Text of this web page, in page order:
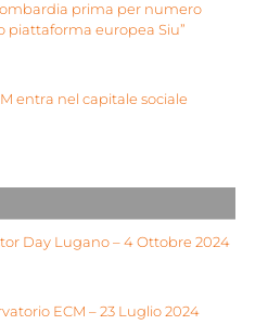
prima per numero
piattaforma europea Siu”
entra nel capitale sociale
Day Lugano – 4 Ottobre 2024
ECM – 23 Luglio 2024